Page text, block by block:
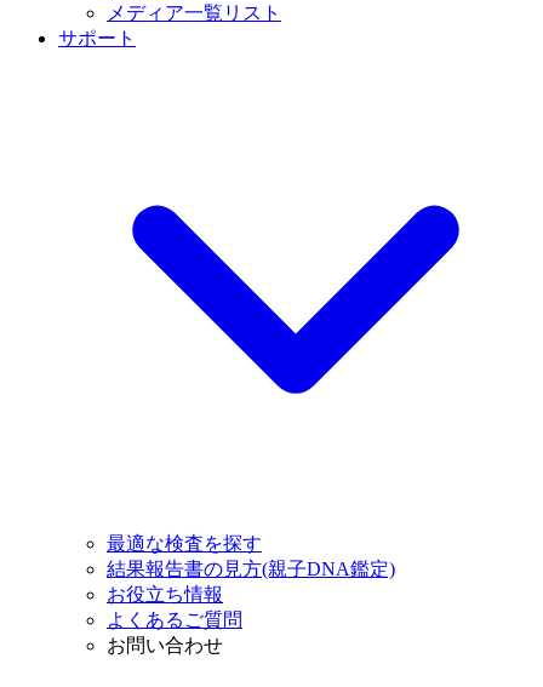
メディア一覧リスト
サポート
最適な検査を探す
結果報告書の見方(親子DNA鑑定)
お役立ち情報
よくあるご質問
お問い合わせ